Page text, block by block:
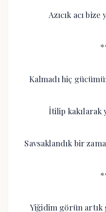
Azıcık acı
Kalmadı hiç
İtilip kakılarak
Savsaklandık bir
Yiğidim görün artık